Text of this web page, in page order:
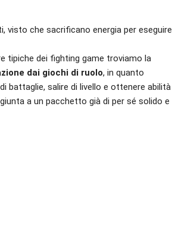
visto che sacrificano energia per eseguire
tipiche dei fighting game troviamo la
dai giochi di ruolo, in quanto
battaglie, salire di livello e ottenere abilità
a un pacchetto già di per sé solido e